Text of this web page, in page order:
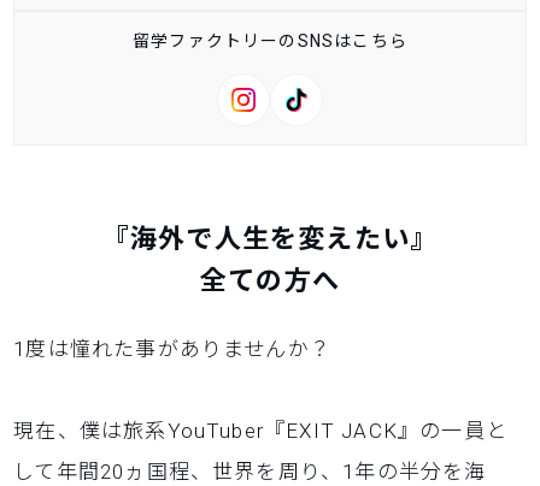
留学ファクトリーのSNSはこちら
『海外で人生を変えたい』
全ての方へ
1度は憧れた事がありませんか？
現在、僕は旅系YouTuber『EXIT JACK』の一員と
して年間20ヵ国程、世界を周り、1年の半分を海